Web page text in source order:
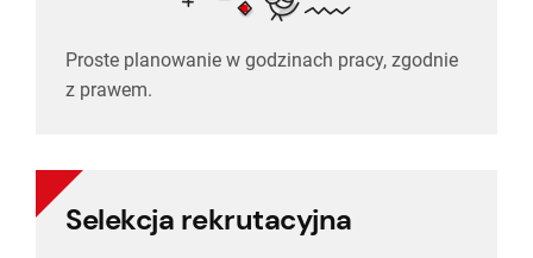
Proste planowanie w godzinach pracy, zgodnie
z prawem.
Selekcja rekrutacyjna